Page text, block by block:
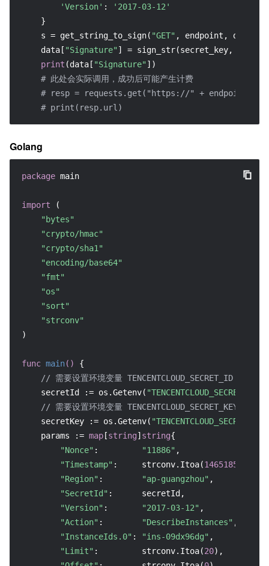
'Version' :
'2017-03-12'
    }
    s = get_string_to_sign(
"GET" , endpoint, data)
    data[
"Signature" ] = sign_str(secret_key, s,
print (data[ "Signature" ])
# 此处会实际调用，成功后可能产生计费
# resp = requests.get("https://" + endpoint,
# print(resp.url)
Golang
package main
import (
"bytes"
"crypto/hmac"
"crypto/sha1"
"encoding/base64"
"fmt"
"os"
"sort"
"strconv"
)
func main()
{
// 需要设置环境变量
    secretId := os.Getenv(
"TENCENTCLOUD_SECRET_ID"
// 需要设置环境变量
    secretKey := os.Getenv(
    params :=
map [string] string{
"Nonce" : "11886" ,
"Timestamp" :     strconv.Itoa(1465185768
"Region" : "ap-guangzhou" ,
"SecretId" :      secretId,
"Version" : "2017-03-12" ,
"Action" : "DescribeInstances" ,
"InstanceIds.0" : "ins-09dx96dg" ,
"Limit" :         strconv.Itoa(20),